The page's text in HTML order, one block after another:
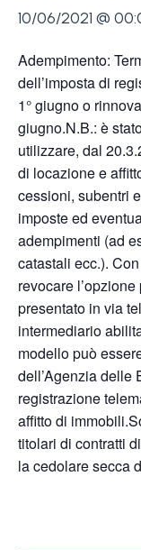
10/06/2021 @
Adempimento:
dell’imposta di
1° giugno o
giugno.N.B.: è
utilizzare, dal
di locazione e
cessioni, subentri
imposte ed
adempimenti (ad
catastali ecc.).
revocare
presentato in via
intermediario
modello può
dell’Agenzia delle
registrazione
affitto di
titolari di contratti
la cedolare secca